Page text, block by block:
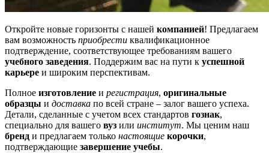
Откройте новые горизонты с нашей компанией! Предлагаем
вам возможность приобрести квалификационное
подтверждение, соответствующее требованиям вашего
учебного заведения. Поддержим вас на пути к успешной
карьере и широким перспективам.
Полное изготовление и регистрация, оригинальные
образцы и доставка по всей стране – залог вашего успеха.
Детали, сделанные с учетом всех стандартов гознак,
специально для вашего вуз или институт. Мы ценим наш
бренд и предлагаем только настоящие корочки,
подтверждающие завершение учебы.